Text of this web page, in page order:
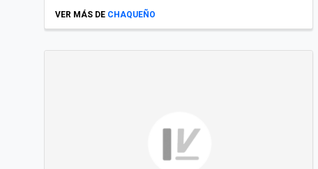
VER MÁS DE CHAQUEÑO